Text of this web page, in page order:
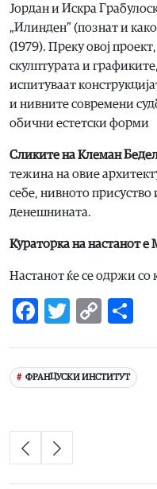
Јордан и Искра
„Илинден” (познат и
(1979). Преку овој
скулптурата и
испитуваат
и нивните современи
обични естетски форми
Сликите на Клеман
тежина на овие
себе, нивното
денешнината.
Кураторка на настанот
Настанот ќе се одржи со
Facebook
Twitter
Copy
ФРАНЦУСКИ ИНСТИТУТ